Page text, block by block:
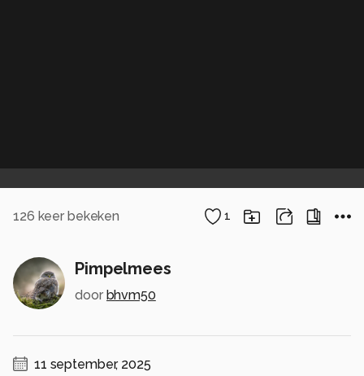
126 keer bekeken 1
Pimpelmees
door bhvm50
11 september, 2025